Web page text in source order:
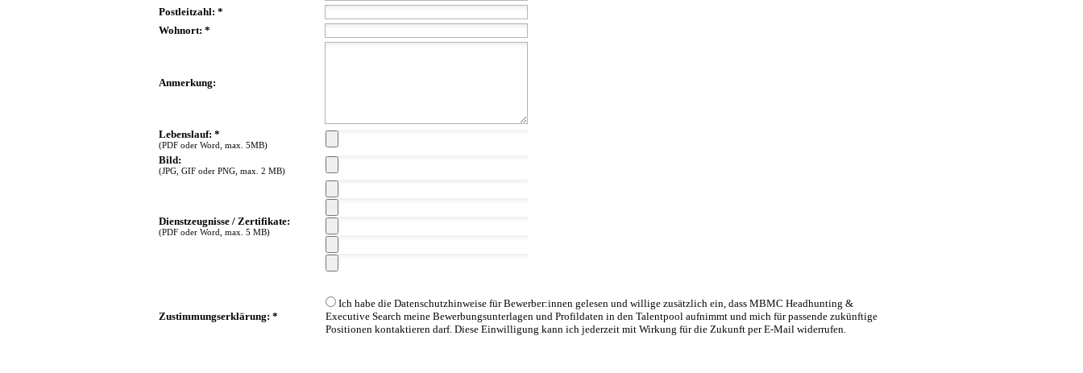
Postleitzahl: *
Wohnort: *
Anmerkung:
Lebenslauf: *
(PDF oder Word, max. 5MB)
Bild:
(JPG, GIF oder PNG, max. 2 MB)
Dienstzeugnisse / Zertifikate:
(PDF oder Word, max. 5 MB)
Zustimmungserklärung: *
Ich habe die Datenschutzhinweise für Bewerber:innen gelesen und willige zusätzlich ein, dass MBMC Headhunting &
Executive Search meine Bewerbungsunterlagen und Profildaten in den Talentpool aufnimmt und mich für passende zukünftige
Positionen kontaktieren darf. Diese Einwilligung kann ich jederzeit mit Wirkung für die Zukunft per E-Mail widerrufen.